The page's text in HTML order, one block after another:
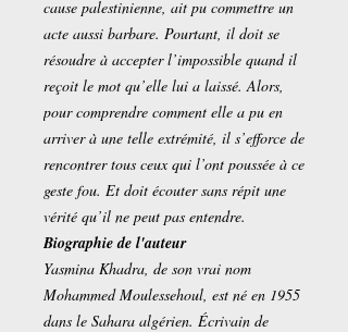
cause palestinienne, ait pu commettre un
acte aussi barbare. Pourtant, il doit se
résoudre à accepter l’impossible quand il
reçoit le mot qu’elle lui a laissé. Alors,
pour comprendre comment elle a pu en
arriver à une telle extrémité, il s’efforce de
rencontrer tous ceux qui l’ont poussée à ce
geste fou. Et doit écouter sans répit une
vérité qu’il ne peut pas entendre.
Biographie de l'auteur
Yasmina Khadra, de son vrai nom
Mohammed Moulessehoul, est né en 1955
dans le Sahara algérien. Écrivain de